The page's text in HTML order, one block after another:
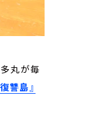
丸が毎
讐島』